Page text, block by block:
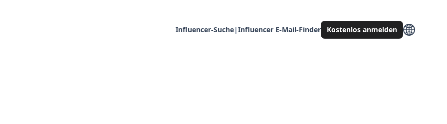
Influencer-Suche|Influencer E-Mail-Finder Kostenlos anmelden